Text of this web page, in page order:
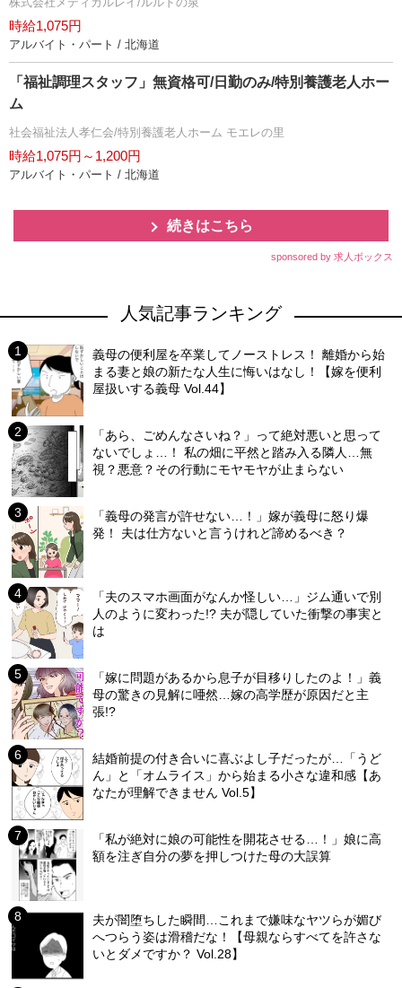
時給1,075円
アルバイト・パート / 北海道
「福祉調理スタッフ」無資格可/日勤のみ/特別養護老人ホー
ム
社会福祉法人孝仁会/特別養護老人ホーム モエレの里
時給1,075円～1,200円
アルバイト・パート / 北海道
続きはこちら
sponsored by 求人ボックス
人気記事ランキング
義母の便利屋を卒業してノーストレス！ 離婚から始
まる妻と娘の新たな人生に悔いはなし！【嫁を便利
屋扱いする義母 Vol.44】
「あら、ごめんなさいね？」って絶対悪いと思って
ないでしょ…！ 私の畑に平然と踏み入る隣人…無
視？悪意？その行動にモヤモヤが止まらない
「義母の発言が許せない…！」嫁が義母に怒り爆
発！ 夫は仕方ないと言うけれど諦めるべき？
「夫のスマホ画面がなんか怪しい…」ジム通いで別
人のように変わった!? 夫が隠していた衝撃の事実と
は
「嫁に問題があるから息子が目移りしたのよ！」義
母の驚きの見解に唖然…嫁の高学歴が原因だと主
張!?
結婚前提の付き合いに喜ぶよし子だったが…「うど
ん」と「オムライス」から始まる小さな違和感【あ
なたが理解できません Vol.5】
「私が絶対に娘の可能性を開花させる…！」娘に高
額を注ぎ自分の夢を押しつけた母の大誤算
夫が闇堕ちした瞬間…これまで嫌味なヤツらが媚び
へつらう姿は滑稽だな！【母親ならすべてを許さな
いとダメですか？ Vol.28】